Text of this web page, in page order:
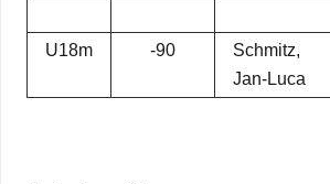
U18m -90
Schmitz,
Jan-Luca